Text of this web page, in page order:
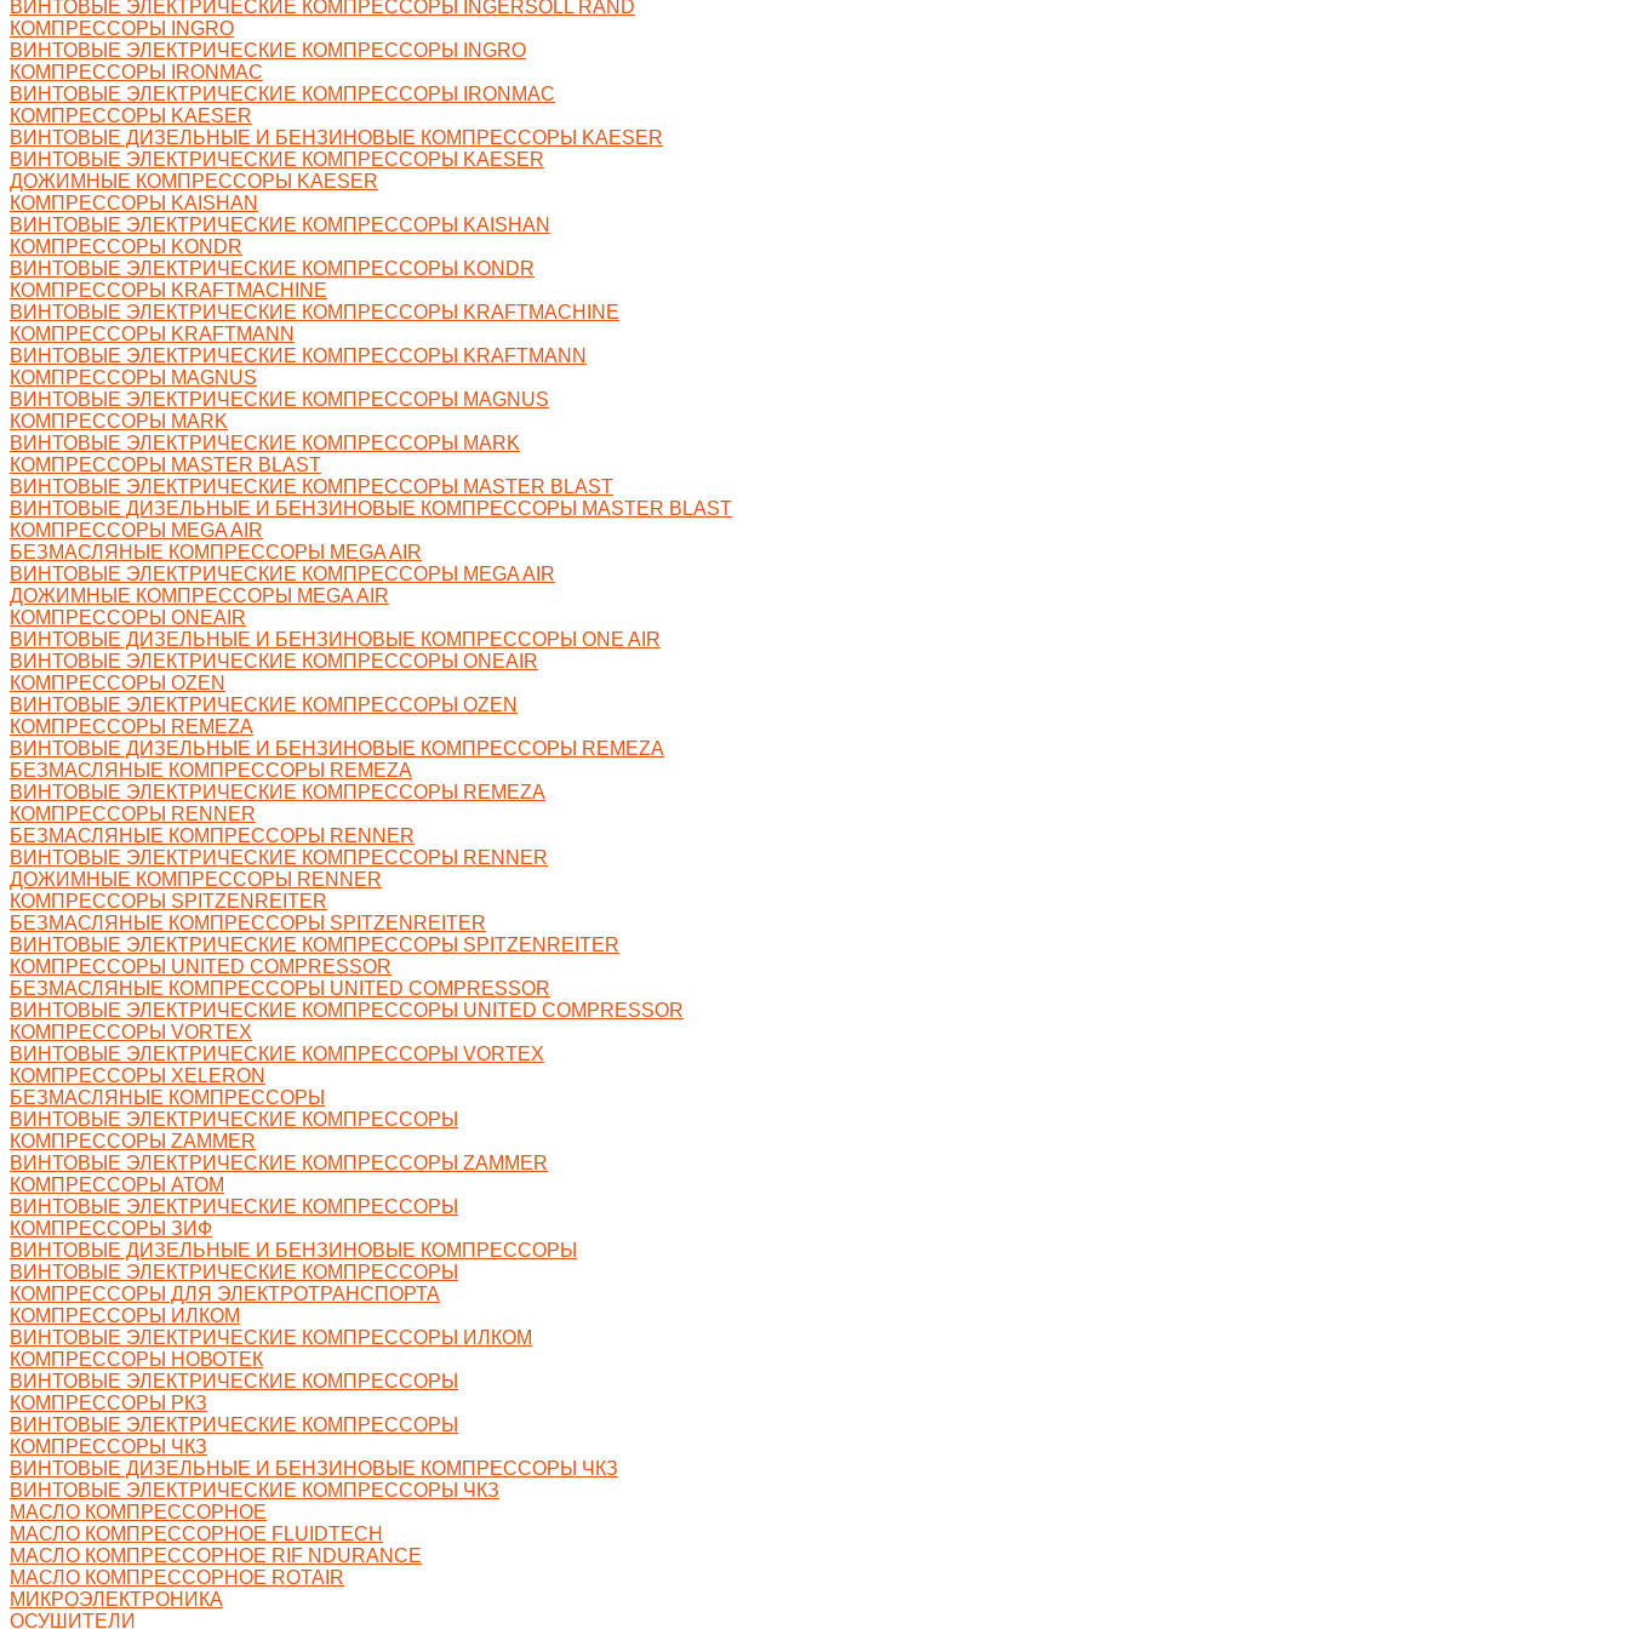
ВИНТОВЫЕ ЭЛЕКТРИЧЕСКИЕ КОМПРЕССОРЫ INGERSOLL RAND
КОМПРЕССОРЫ INGRO
ВИНТОВЫЕ ЭЛЕКТРИЧЕСКИЕ КОМПРЕССОРЫ INGRO
КОМПРЕССОРЫ IRONMAC
ВИНТОВЫЕ ЭЛЕКТРИЧЕСКИЕ КОМПРЕССОРЫ IRONMAC
КОМПРЕССОРЫ KAESER
ВИНТОВЫЕ ДИЗЕЛЬНЫЕ И БЕНЗИНОВЫЕ КОМПРЕССОРЫ KAESER
ВИНТОВЫЕ ЭЛЕКТРИЧЕСКИЕ КОМПРЕССОРЫ KAESER
ДОЖИМНЫЕ КОМПРЕССОРЫ KAESER
КОМПРЕССОРЫ KAISHAN
ВИНТОВЫЕ ЭЛЕКТРИЧЕСКИЕ КОМПРЕССОРЫ KAISHAN
КОМПРЕССОРЫ KONDR
ВИНТОВЫЕ ЭЛЕКТРИЧЕСКИЕ КОМПРЕССОРЫ KONDR
КОМПРЕССОРЫ KRAFTMACHINE
ВИНТОВЫЕ ЭЛЕКТРИЧЕСКИЕ КОМПРЕССОРЫ KRAFTMACHINE
КОМПРЕССОРЫ KRAFTMANN
ВИНТОВЫЕ ЭЛЕКТРИЧЕСКИЕ КОМПРЕССОРЫ KRAFTMANN
КОМПРЕССОРЫ MAGNUS
ВИНТОВЫЕ ЭЛЕКТРИЧЕСКИЕ КОМПРЕССОРЫ MAGNUS
КОМПРЕССОРЫ MARK
ВИНТОВЫЕ ЭЛЕКТРИЧЕСКИЕ КОМПРЕССОРЫ MARK
КОМПРЕССОРЫ MASTER BLAST
ВИНТОВЫЕ ЭЛЕКТРИЧЕСКИЕ КОМПРЕССОРЫ MASTER BLAST
ВИНТОВЫЕ ДИЗЕЛЬНЫЕ И БЕНЗИНОВЫЕ КОМПРЕССОРЫ MASTER BLAST
КОМПРЕССОРЫ MEGA AIR
БЕЗМАСЛЯНЫЕ КОМПРЕССОРЫ MEGA AIR
ВИНТОВЫЕ ЭЛЕКТРИЧЕСКИЕ КОМПРЕССОРЫ MEGA AIR
ДОЖИМНЫЕ КОМПРЕССОРЫ MEGA AIR
КОМПРЕССОРЫ ONEAIR
ВИНТОВЫЕ ДИЗЕЛЬНЫЕ И БЕНЗИНОВЫЕ КОМПРЕССОРЫ ONE AIR
ВИНТОВЫЕ ЭЛЕКТРИЧЕСКИЕ КОМПРЕССОРЫ ONEAIR
КОМПРЕССОРЫ OZEN
ВИНТОВЫЕ ЭЛЕКТРИЧЕСКИЕ КОМПРЕССОРЫ OZEN
КОМПРЕССОРЫ REMEZA
ВИНТОВЫЕ ДИЗЕЛЬНЫЕ И БЕНЗИНОВЫЕ КОМПРЕССОРЫ REMEZA
БЕЗМАСЛЯНЫЕ КОМПРЕССОРЫ REMEZA
ВИНТОВЫЕ ЭЛЕКТРИЧЕСКИЕ КОМПРЕССОРЫ REMEZA
КОМПРЕССОРЫ RENNER
БЕЗМАСЛЯНЫЕ КОМПРЕССОРЫ RENNER
ВИНТОВЫЕ ЭЛЕКТРИЧЕСКИЕ КОМПРЕССОРЫ RENNER
ДОЖИМНЫЕ КОМПРЕССОРЫ RENNER
КОМПРЕССОРЫ SPITZENREITER
БЕЗМАСЛЯНЫЕ КОМПРЕССОРЫ SPITZENREITER
ВИНТОВЫЕ ЭЛЕКТРИЧЕСКИЕ КОМПРЕССОРЫ SPITZENREITER
КОМПРЕССОРЫ UNITED COMPRESSOR
БЕЗМАСЛЯНЫЕ КОМПРЕССОРЫ UNITED COMPRESSOR
ВИНТОВЫЕ ЭЛЕКТРИЧЕСКИЕ КОМПРЕССОРЫ UNITED COMPRESSOR
КОМПРЕССОРЫ VORTEX
ВИНТОВЫЕ ЭЛЕКТРИЧЕСКИЕ КОМПРЕССОРЫ VORTEX
КОМПРЕССОРЫ XELERON
БЕЗМАСЛЯНЫЕ КОМПРЕССОРЫ
ВИНТОВЫЕ ЭЛЕКТРИЧЕСКИЕ КОМПРЕССОРЫ
КОМПРЕССОРЫ ZAMMER
ВИНТОВЫЕ ЭЛЕКТРИЧЕСКИЕ КОМПРЕССОРЫ ZAMMER
КОМПРЕССОРЫ АТОМ
ВИНТОВЫЕ ЭЛЕКТРИЧЕСКИЕ КОМПРЕССОРЫ
КОМПРЕССОРЫ ЗИФ
ВИНТОВЫЕ ДИЗЕЛЬНЫЕ И БЕНЗИНОВЫЕ КОМПРЕССОРЫ
ВИНТОВЫЕ ЭЛЕКТРИЧЕСКИЕ КОМПРЕССОРЫ
КОМПРЕССОРЫ ДЛЯ ЭЛЕКТРОТРАНСПОРТА
КОМПРЕССОРЫ ИЛКОМ
ВИНТОВЫЕ ЭЛЕКТРИЧЕСКИЕ КОМПРЕССОРЫ ИЛКОМ
КОМПРЕССОРЫ НОВОТЕК
ВИНТОВЫЕ ЭЛЕКТРИЧЕСКИЕ КОМПРЕССОРЫ
КОМПРЕССОРЫ РКЗ
ВИНТОВЫЕ ЭЛЕКТРИЧЕСКИЕ КОМПРЕССОРЫ
КОМПРЕССОРЫ ЧКЗ
ВИНТОВЫЕ ДИЗЕЛЬНЫЕ И БЕНЗИНОВЫЕ КОМПРЕССОРЫ ЧКЗ
ВИНТОВЫЕ ЭЛЕКТРИЧЕСКИЕ КОМПРЕССОРЫ ЧКЗ
МАСЛО КОМПРЕССОРНОЕ
МАСЛО КОМПРЕССОРНОЕ FLUIDTECH
МАСЛО КОМПРЕССОРНОЕ RIF NDURANCE
МАСЛО КОМПРЕССОРНОЕ ROTAIR
МИКРОЭЛЕКТРОНИКА
ОСУШИТЕЛИ